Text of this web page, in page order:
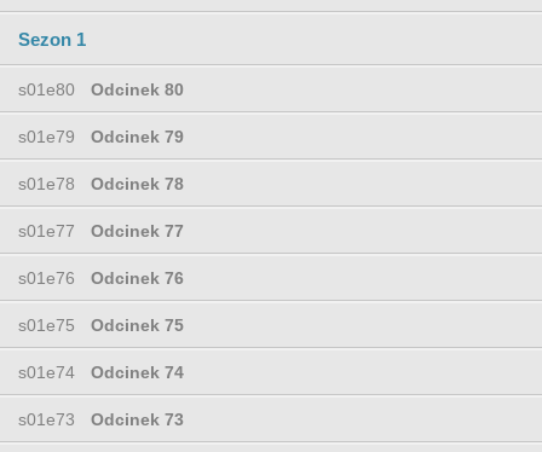
Sezon 1
s01e80 Odcinek 80
s01e79 Odcinek 79
s01e78 Odcinek 78
s01e77 Odcinek 77
s01e76 Odcinek 76
s01e75 Odcinek 75
s01e74 Odcinek 74
s01e73 Odcinek 73